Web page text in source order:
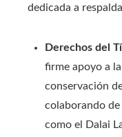
dedicada a
Derechos del
firme apoyo a
conservación
colaborando
como el Dalai